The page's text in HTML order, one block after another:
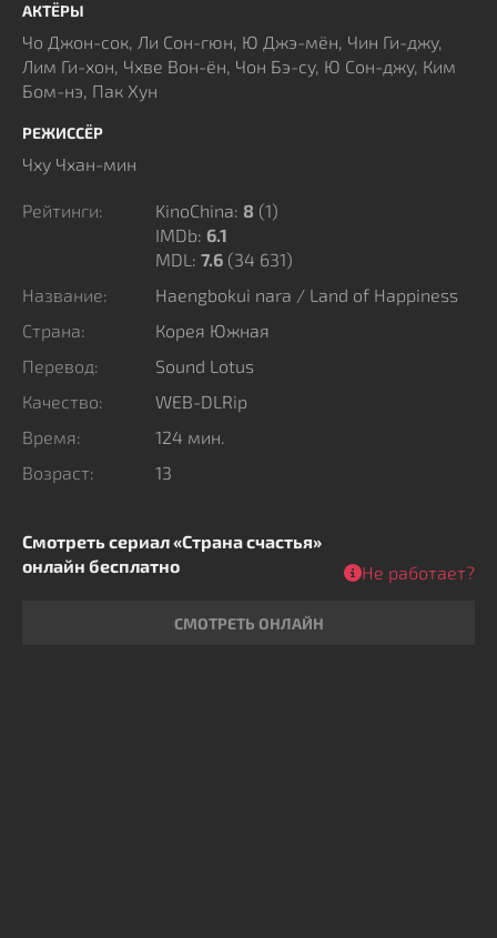
характер, а финал заранее определен властной
верхушкой. На кону стоит жизнь честного солдата,
привыкшего беспрекословно выполнять приказы, не
вникая в коварные интриги высокопоставленных лиц.
Протагонист вступает в неравную схватку с
системой, где закон служит лишь инструментом
страха и предательства мужчина пытается отыскать
истину, рискуя собственной карьерой и
безопасностью. Картина мастерски воссоздает
напряженную обстановку конца семидесятых годов,
обнажая изнанку исторического трибунала. Эта
драма исследует столкновение человеческой морали
с бездушной государственной машиной. Героям
придется решить, готовы ли они пожертвовать
идеалами ради выживания в жестоком мире, где
справедливость кажется почти несбыточной мечтой.
АКТЁРЫ
Чо Джон-сок, Ли Сон-гюн, Ю Джэ-мён, Чин Ги-джу,
Лим Ги-хон, Чхве Вон-ён, Чон Бэ-су, Ю Сон-джу, Ким
Бом-нэ, Пак Хун
РЕЖИССЁР
Чху Чхан-мин
Рейтинги: KinoChina: 8 (1)
IMDb: 6.1
MDL: 7.6 (34 631)
Название:
Haengbokui nara / Land of Happiness
Страна:
Корея Южная
Перевод:
Sound Lotus
Качество:
WEB-DLRip
Время:
124 мин.
Возраст:
13
Смотреть сериал «Страна счастья»
онлайн бесплатно
СМОТРЕТЬ ОНЛАЙН
Не работает?